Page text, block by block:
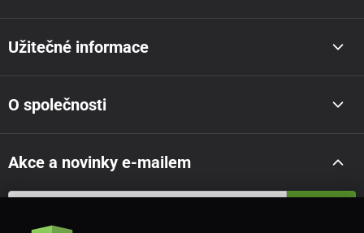
Užitečné informace
O společnosti
Akce a novinky e-mailem